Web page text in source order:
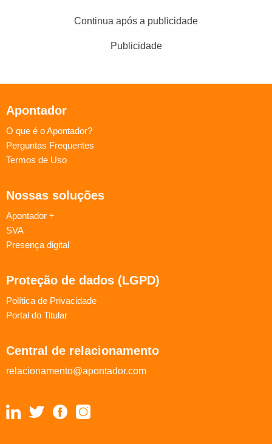
Continua após a publicidade
Publicidade
Apontador
O que é o Apontador?
Perguntas Frequentes
Termos de Uso
Nossas soluções
Apontador +
SVA
Presença digital
Proteção de dados (LGPD)
Política de Privacidade
Portal do Titular
Central de relacionamento
relacionamento@apontador.com